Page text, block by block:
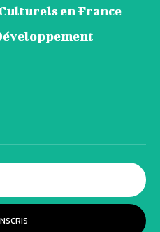
en France